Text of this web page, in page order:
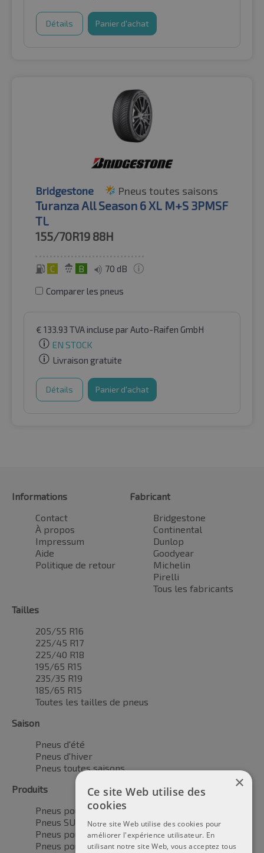
Détails Panier d'achat
Bridgestone Pneus toutes saisons
Turanza All Season 6 XL M+S 3PMSF
TL
155/70R19 88H
C B 70 dB
Comparer les pneus
€ 133.93 TVA incluse par Auto-Raifen GmbH
EN STOCK
Livraison gratuite
Détails Panier d'achat
Informations
Contact
À propos
Impressum
Aide
Politique de retour
Fabricant
Bridgestone
Continental
Dunlop
Goodyear
Michelin
Pirelli
Tous les fabricants
Tailles
205/55 R16
225/45 R17
225/40 R18
195/65 R15
235/35 R19
185/65 R15
Toutes les tailles de pneus
Saison
Pneus d'été
Pneus d'hiver
Pneus toutes saisons
Produits
Pneus pour voitures
Pneus SUV / 4x4
Pneus pour camionnettes
Pneus pour motos
×
Ce site Web utilise des
cookies
Notre site Web utilise des cookies pour
améliorer l'expérience utilisateur. En
utilisant notre site Web, vous acceptez tous